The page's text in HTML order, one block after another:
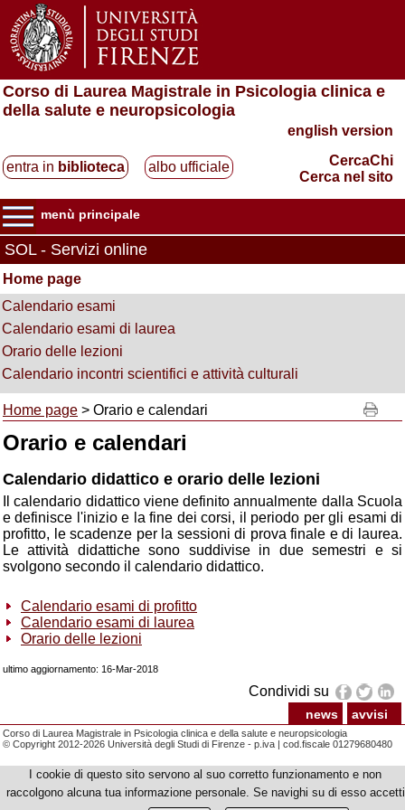
Corso di Laurea Magistrale in Psicologia clinica e
della salute e neuropsicologia
english version
entra in biblioteca albo ufficiale
CercaChi
Cerca nel sito
menù principale
SOL - Servizi online
Home page
Calendario esami
Calendario esami di laurea
Orario delle lezioni
Calendario incontri scientifici e attività culturali
Home page > Orario e calendari
Orario e calendari
Calendario didattico e orario delle lezioni
Il calendario didattico viene definito annualmente dalla Scuola
e definisce l'inizio e la fine dei corsi, il periodo per gli esami di
profitto, le scadenze per la sessioni di prova finale e di laurea.
Le attività didattiche sono suddivise in due semestri e si
svolgono secondo il calendario didattico.
Calendario esami di profitto
Calendario esami di laurea
Orario delle lezioni
ultimo aggiornamento: 16-Mar-2018
Condividi su
news avvisi
Corso di Laurea Magistrale in Psicologia clinica e della salute e neuropsicologia
© Copyright 2012-2026 Università degli Studi di Firenze - p.iva | cod.fiscale 01279680480
I cookie di questo sito servono al suo corretto funzionamento e non
raccolgono alcuna tua informazione personale. Se navighi su di esso accetti